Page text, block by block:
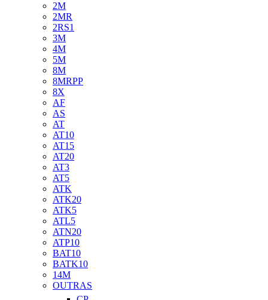
2M
2MR
2RS1
3M
4M
5M
8M
8MRPP
8X
AF
AS
AT
AT10
AT15
AT20
AT3
AT5
ATK
ATK20
ATK5
ATL5
ATN20
ATP10
BAT10
BATK10
14M
OUTRAS